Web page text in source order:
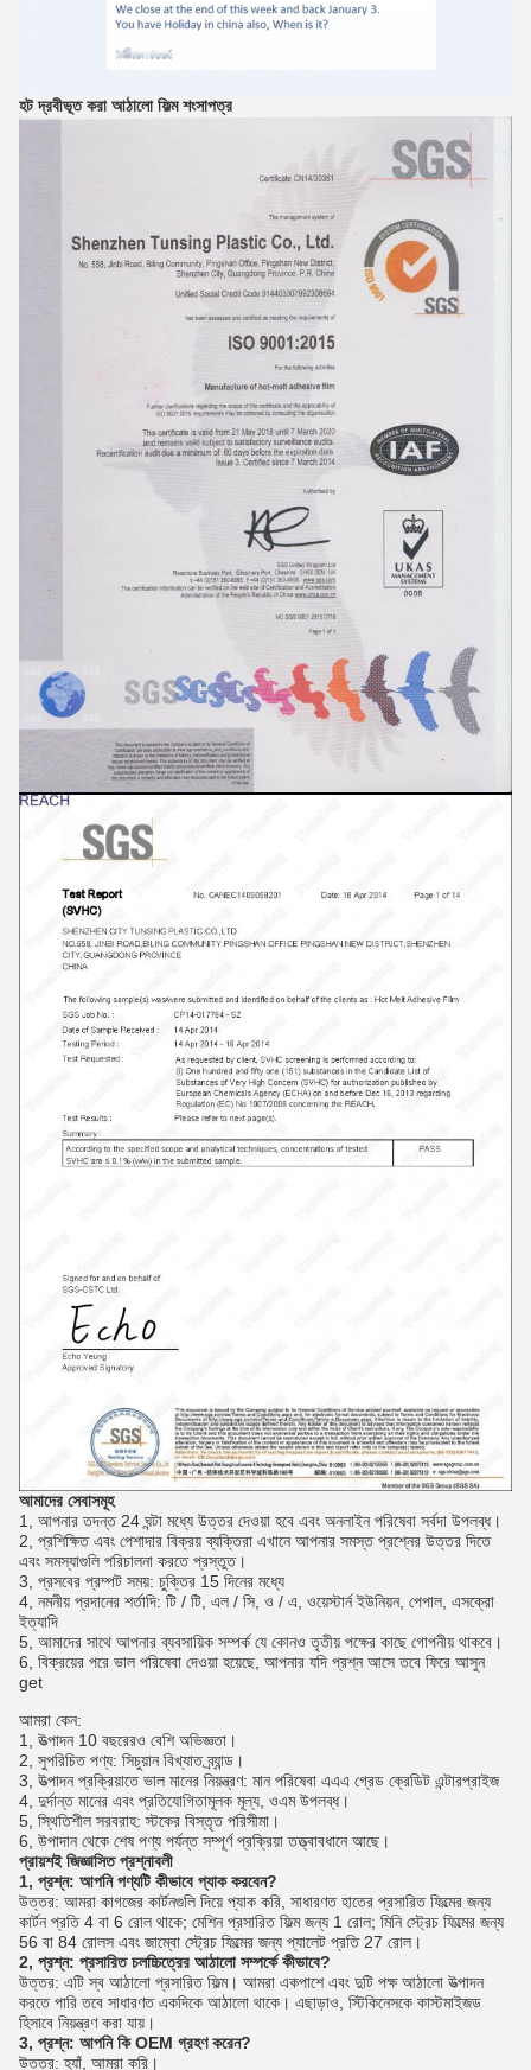
হট দ্রবীভূত করা আঠালো ফিল্ম শংসাপত্র
আমাদের সেবাসমূহ
1, আপনার তদন্ত 24 ঘন্টা মধ্যে উত্তর দেওয়া হবে এবং অনলাইন পরিষেবা সর্বদা উপলব্ধ।
2, প্রশিক্ষিত এবং পেশাদার বিক্রয় ব্যক্তিরা এখানে আপনার সমস্ত প্রশ্নের উত্তর দিতে
এবং সমস্যাগুলি পরিচালনা করতে প্রস্তুত।
3, প্রসবের প্রম্পট সময়: চুক্তির 15 দিনের মধ্যে
4, নমনীয় প্রদানের শর্তাদি: টি / টি, এল / সি, ও / এ, ওয়েস্টার্ন ইউনিয়ন, পেপাল, এসক্রো
ইত্যাদি
5, আমাদের সাথে আপনার ব্যবসায়িক সম্পর্ক যে কোনও তৃতীয় পক্ষের কাছে গোপনীয় থাকবে।
6, বিক্রয়ের পরে ভাল পরিষেবা দেওয়া হয়েছে, আপনার যদি প্রশ্ন আসে তবে ফিরে আসুন
get
আমরা কেন:
1, উত্পাদন 10 বছরেরও বেশি অভিজ্ঞতা।
2, সুপরিচিত পণ্য: সিচুয়ান বিখ্যাত ব্র্যান্ড।
3, উত্পাদন প্রক্রিয়াতে ভাল মানের নিয়ন্ত্রণ: মান পরিষেবা এএএ গ্রেড ক্রেডিট এন্টারপ্রাইজ
4, দুর্দান্ত মানের এবং প্রতিযোগিতামূলক মূল্য, ওএম উপলব্ধ।
5, স্থিতিশীল সরবরাহ: স্টকের বিস্তৃত পরিসীমা।
6, উপাদান থেকে শেষ পণ্য পর্যন্ত সম্পূর্ণ প্রক্রিয়া তত্ত্বাবধানে আছে।
প্রায়শই জিজ্ঞাসিত প্রশ্নাবলী
1, প্রশ্ন: আপনি পণ্যটি কীভাবে প্যাক করবেন?
উত্তর: আমরা কাগজের কার্টনগুলি দিয়ে প্যাক করি, সাধারণত হাতের প্রসারিত ফিল্মের জন্য
কার্টন প্রতি 4 বা 6 রোল থাকে; মেশিন প্রসারিত ফিল্ম জন্য 1 রোল; মিনি স্ট্রেচ ফিল্মের জন্য
56 বা 84 রোলস এবং জাম্বো স্ট্রেচ ফিল্মের জন্য প্যালেট প্রতি 27 রোল।
2, প্রশ্ন: প্রসারিত চলচ্চিত্রের আঠালো সম্পর্কে কীভাবে?
উত্তর: এটি স্ব আঠালো প্রসারিত ফিল্ম। আমরা একপাশে এবং দুটি পক্ষ আঠালো উত্পাদন
করতে পারি তবে সাধারণত একদিকে আঠালো থাকে। এছাড়াও, স্টিকিনেসকে কাস্টমাইজড
হিসাবে নিয়ন্ত্রণ করা যায়।
3, প্রশ্ন: আপনি কি OEM গ্রহণ করেন?
উত্তর: হ্যাঁ, আমরা করি।